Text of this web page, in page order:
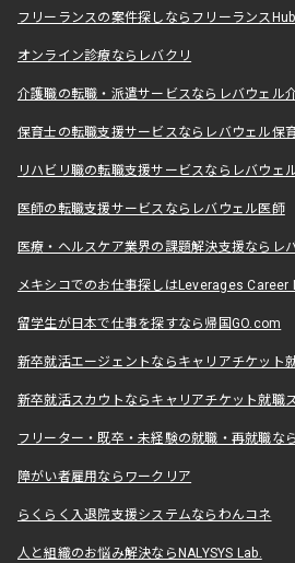
フリーランスの案件探しならフリーランスHub
オンライン診療ならレバクリ
介護職の転職・派遣サービスならレバウェル
保育士の転職支援サービスならレバウェル保
リハビリ職の転職支援サービスならレバウェ
医師の転職支援サービスならレバウェル医師
医療・ヘルスケア業界の課題解決支援ならレ
メキシコでのお仕事探しはLeverages Career
留学生が日本で仕事を探すなら帰国GO.com
新卒就活エージェントならキャリアチケット
新卒就活スカウトならキャリアチケット就職
フリーター・既卒・未経験の就職・再就職な
障がい者雇用ならワークリア
らくらく入退院支援システムならわんコネ
人と組織のお悩み解決ならNALYSYS Lab.